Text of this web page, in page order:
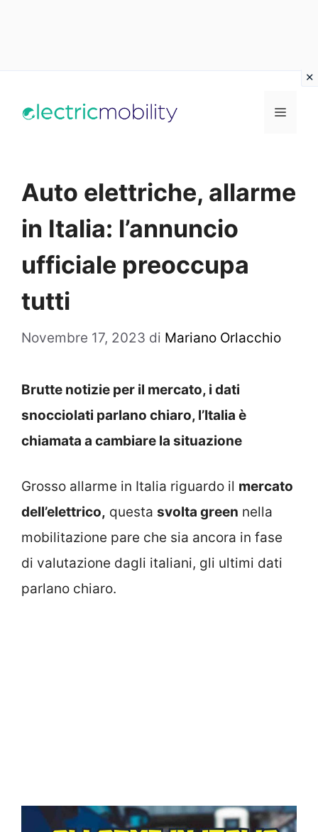
Menu
Auto elettriche, allarme
in Italia: l’annuncio
ufficiale preoccupa
tutti
Novembre 17, 2023 di Mariano Orlacchio
Brutte notizie per il mercato, i dati
snocciolati parlano chiaro, l’Italia è
chiamata a cambiare la situazione
Grosso allarme in Italia riguardo il mercato
dell’elettrico, questa svolta green nella
mobilitazione pare che sia ancora in fase
di valutazione dagli italiani, gli ultimi dati
parlano chiaro.